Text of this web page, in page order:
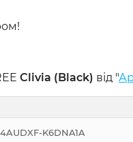
Clivia (Black) від "
K6DNA1A